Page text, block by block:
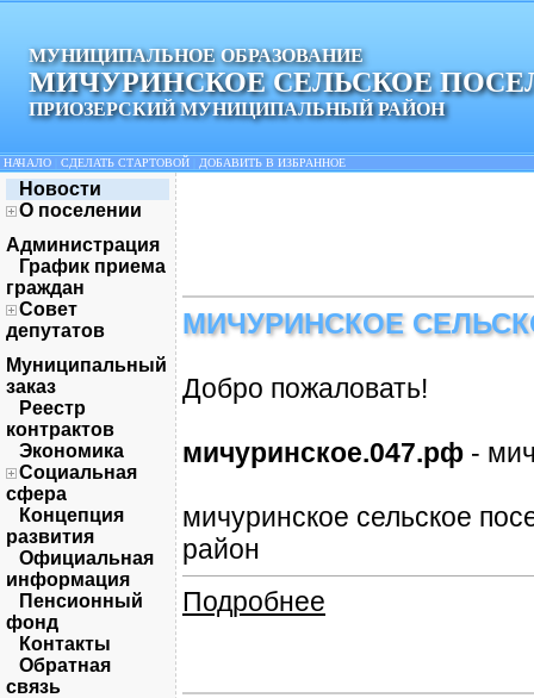
МУНИЦИПАЛЬНОЕ ОБРАЗОВАНИЕ
МИЧУРИНСКОЕ СЕЛЬСКОЕ
ПРИОЗЕРСКИЙ МУНИЦИПАЛЬНЫЙ РАЙОН
НАЧАЛО СДЕЛАТЬ СТАРТОВОЙ ДОБАВИТЬ В ИЗБРАННОЕ
Новости
О поселении
Администрация
График приема
граждан
Совет
депутатов
Муниципальный
заказ
Реестр
контрактов
Экономика
Социальная
сфера
Концепция
развития
Официальная
информация
Пенсионный
фонд
Контакты
Обратная
связь
МИЧУРИНСКОЕ
Добро пожаловать!
мичуринское.047.рф -
мичуринское сельское
район
Подробнее